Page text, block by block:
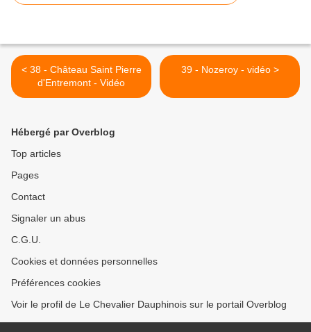
< 38 - Château Saint Pierre
d'Entremont - Vidéo
39 - Nozeroy - vidéo >
Hébergé par Overblog
Top articles
Pages
Contact
Signaler un abus
C.G.U.
Cookies et données personnelles
Préférences cookies
Voir le profil de Le Chevalier Dauphinois sur le portail Overblog